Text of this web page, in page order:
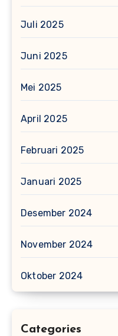
Juli 2025
Juni 2025
Mei 2025
April 2025
Februari 2025
Januari 2025
Desember 2024
November 2024
Oktober 2024
Categories